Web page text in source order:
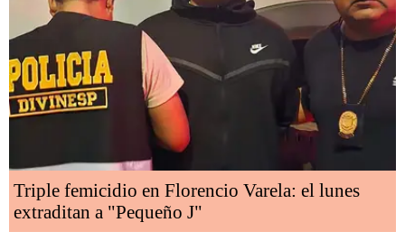
Triple femicidio en Florencio Varela: el lunes
extraditan a "Pequeño J"